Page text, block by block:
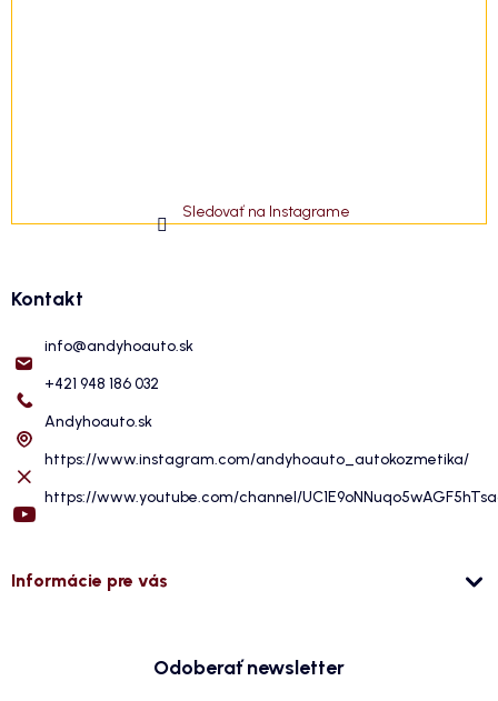
Sledovať na Instagrame
Kontakt
info@andyhoauto.sk
+421 948 186 032
Andyhoauto.sk
https://www.instagram.com/andyhoauto_autokozmetika/
https://www.youtube.com/channel/
Informácie pre vás
Odoberať newsletter